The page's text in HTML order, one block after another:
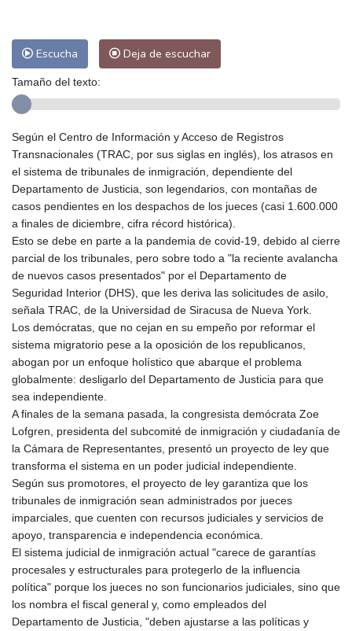
Escucha Deja de escuchar
Tamaño del texto:
Según el Centro de Información y Acceso de Registros
Transnacionales (TRAC, por sus siglas en inglés), los atrasos en
el sistema de tribunales de inmigración, dependiente del
Departamento de Justicia, son legendarios, con montañas de
casos pendientes en los despachos de los jueces (casi 1.600.000
a finales de diciembre, cifra récord histórica).
Esto se debe en parte a la pandemia de covid-19, debido al cierre
parcial de los tribunales, pero sobre todo a "la reciente avalancha
de nuevos casos presentados" por el Departamento de
Seguridad Interior (DHS), que les deriva las solicitudes de asilo,
señala TRAC, de la Universidad de Siracusa de Nueva York.
Los demócratas, que no cejan en su empeño por reformar el
sistema migratorio pese a la oposición de los republicanos,
abogan por un enfoque holístico que abarque el problema
globalmente: desligarlo del Departamento de Justicia para que
sea independiente.
A finales de la semana pasada, la congresista demócrata Zoe
Lofgren, presidenta del subcomité de inmigración y ciudadanía de
la Cámara de Representantes, presentó un proyecto de ley que
transforma el sistema en un poder judicial independiente.
Según sus promotores, el proyecto de ley garantiza que los
tribunales de inmigración sean administrados por jueces
imparciales, que cuenten con recursos judiciales y servicios de
apoyo, transparencia e independencia económica.
El sistema judicial de inmigración actual "carece de garantías
procesales y estructurales para protegerlo de la influencia
política" porque los jueces no son funcionarios judiciales, sino que
los nombra el fiscal general y, como empleados del
Departamento de Justicia, "deben ajustarse a las políticas y